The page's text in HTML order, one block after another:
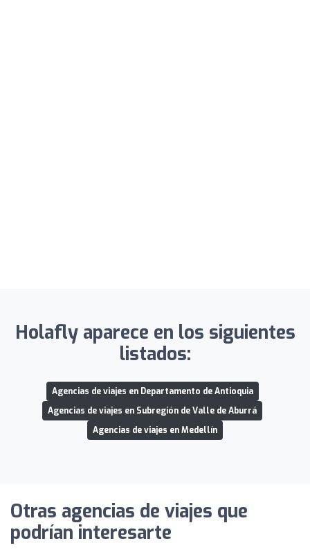
Holafly aparece en los siguientes
listados:
Agencias de viajes en Departamento de Antioquia
Agencias de viajes en Subregión de Valle de Aburrá
Agencias de viajes en Medellín
Otras agencias de viajes que
podrían interesarte